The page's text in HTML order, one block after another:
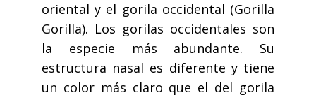
oriental y el gorila occidental (Gorilla
Gorilla). Los gorilas occidentales son
la especie más abundante. Su
estructura nasal es diferente y tiene
un color más claro que el del gorila